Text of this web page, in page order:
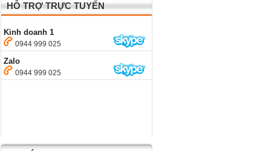
HỖ TRỢ TRỰC TUYẾN
Kinh doanh 1
0944 999 025
Zalo
0944 999 025